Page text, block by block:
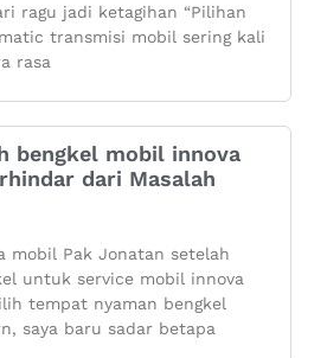
ragu jadi ketagihan “Pilihan
transmisi mobil sering kali
rasa
bengkel mobil innova
dari Masalah
mobil Pak Jonatan setelah
untuk service mobil innova
tempat nyaman bengkel
saya baru sadar betapa